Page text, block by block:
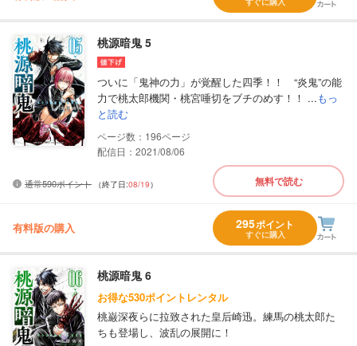
桃源暗鬼 5
ついに「鬼神の力」が覚醒した四季！！ “炎鬼”の能
力で桃太郎機関・桃宮唾切をブチのめす！！ ...もっ
と読む
196
配信日：2021/08/06
通常590ポイント （終了日:08/19） 無料で読む
有料版の購入 295ポイント
すぐに購入
桃源暗鬼 6
お得な530ポイントレンタル
桃巌深夜らに拉致された皇后崎迅。練馬の桃太郎た
ちも登場し、波乱の展開に！